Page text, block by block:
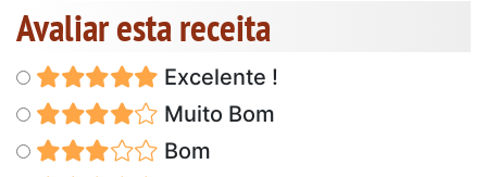
Avaliar esta receita
Excelente !
Muito Bom
Bom